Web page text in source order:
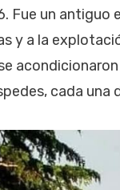
Fue un
y a la
cada una